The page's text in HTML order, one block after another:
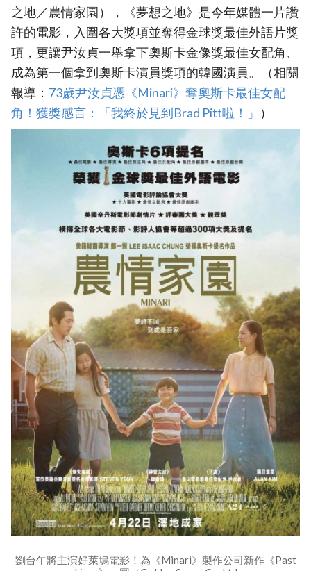
之地／農情家園），《夢想之地》是今年媒體一片讚
許的電影，入圍各大獎項並奪得金球獎最佳外語片獎
項，更讓尹汝貞一舉拿下奧斯卡金像獎最佳女配角、
成為第一個拿到奧斯卡演員獎項的韓國演員。（相關
報導： ‎73歲尹汝貞憑《Minari》奪奧斯卡最佳女配
角！獲獎感言：「我終於見到Brad Pitt啦！」‎
）
劉台午將主演好萊塢電影！為《Minari》製作公司新作《Past